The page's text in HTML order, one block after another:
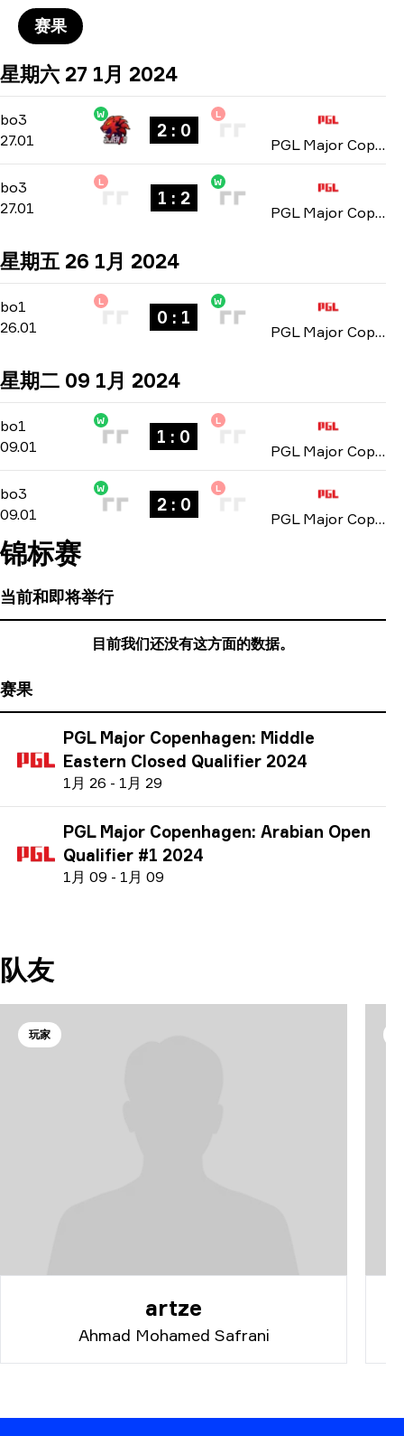
赛果
星期六 27 1月 2024
bo3 -bo3
27.01
W
2 : 0
L
PGL Major Copenhagen: Middle Eastern Closed Qualifier 2024
bo3 -bo3
27.01
L
1 : 2
W
PGL Major Copenhagen: Middle Eastern Closed Qualifier 2024
星期五 26 1月 2024
bo1 -bo1
26.01
L
0 : 1
W
PGL Major Copenhagen: Middle Eastern Closed Qualifier 2024
星期二 09 1月 2024
bo1 -bo1
09.01
W
1 : 0
L
PGL Major Copenhagen: Arabian Open Qualifier #1 2024
bo3 -bo3
09.01
W
2 : 0
L
PGL Major Copenhagen: Arabian Open Qualifier #1 2024
锦标赛
当前和即将举行
目前我们还没有这方面的数据。
赛果
PGL Major Copenhagen: Middle
Eastern Closed Qualifier 2024
1月 26 - 1月 29
PGL Major Copenhagen: Arabian Open
Qualifier #1 2024
1月 09 - 1月 09
队友
玩家
artze
Ahmad Mohamed Safrani